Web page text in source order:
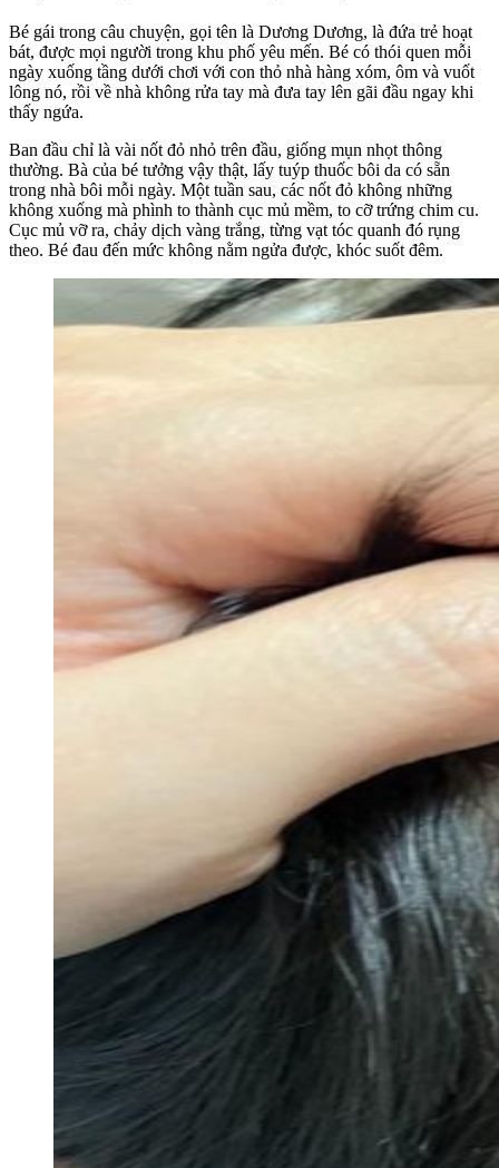
Bé gái trong câu chuyện, gọi tên là Dương Dương, là đứa trẻ hoạt
bát, được mọi người trong khu phố yêu mến. Bé có thói quen mỗi
ngày xuống tầng dưới chơi với con thỏ nhà hàng xóm, ôm và vuốt
lông nó, rồi về nhà không rửa tay mà đưa tay lên gãi đầu ngay khi
thấy ngứa.
Ban đầu chỉ là vài nốt đỏ nhỏ trên đầu, giống mụn nhọt thông
thường. Bà của bé tưởng vậy thật, lấy tuýp thuốc bôi da có sẵn
trong nhà bôi mỗi ngày. Một tuần sau, các nốt đỏ không những
không xuống mà phình to thành cục mủ mềm, to cỡ trứng chim cu.
Cục mủ vỡ ra, chảy dịch vàng trắng, từng vạt tóc quanh đó rụng
theo. Bé đau đến mức không nằm ngửa được, khóc suốt đêm.